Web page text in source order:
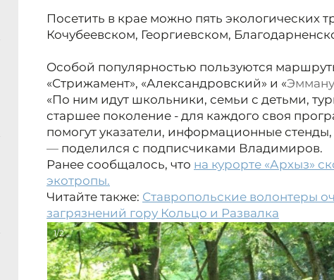
Посетить в крае можно пять экологических
Кочубеевском, Георгиевском,
Особой популярностью пользуются
«Стрижамент», «Александровский» и «
«По ним идут школьники, семьи с детьми,
старшее поколение - для каждого своя
помогут указатели, информационные
— поделился с подписчиками Владимиров.
Ранее сообщалось, что на курорте «Архыз»
экотропы.
Читайте также: Ставропольские волонтеры
загрязнений гору Кольцо и Развалка
1/2